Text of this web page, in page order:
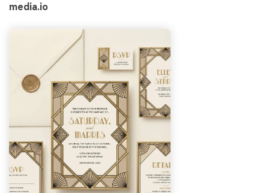
media.io